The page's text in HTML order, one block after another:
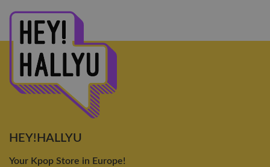
HEY!HALLYU
Your Kpop Store in Europe!